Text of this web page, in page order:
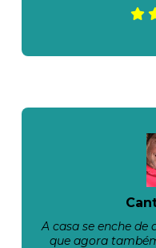
A casa se enche de
que agora